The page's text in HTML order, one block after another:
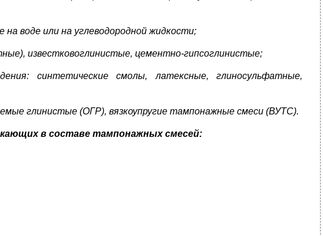
воде или на углеводородной жидкости;
известковоглинистые, цементно-гипсоглинистые;
синтетические смолы, латексные, глиносульфатные,
глинистые (ОГР), вязкоупругие тампонажные смеси (ВУТС).
в составе тампонажных смесей: